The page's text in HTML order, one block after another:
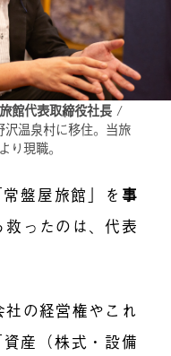
館代表取締役社長 /
温泉村に移住。当旅
現職。
盤屋旅館」を 事
救ったのは、代表
の経営権やこれ
産（株式・設備